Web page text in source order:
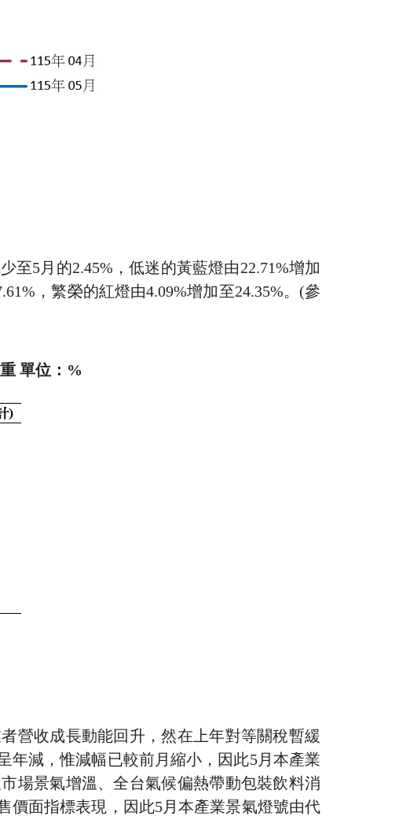
至5月的2.45%，低迷的黃藍燈由22.71%增加
，繁榮的紅燈由4.09%增加至24.35%。(參
單位：%
營收成長動能回升，然在上年對等關稅暫緩
年減，惟減幅已較前月縮小，因此5月本產業
場景氣增溫、全台氣候偏熱帶動包裝飲料消
價面指標表現，因此5月本產業景氣燈號由代